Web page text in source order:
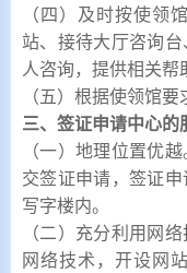
（四）及时按使领
站、接待大厅咨询
人咨询，提供相关帮
（五）根据使领馆
三、签证申请中心的
（一）地理位置优
交签证申请，签证
写字楼内。
（二）充分利用网
网络技术，开设网